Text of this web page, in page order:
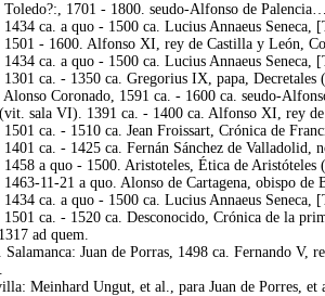
1701 - 1800. seudo-Alfonso de
ca. a quo - 1500 ca. Lucius Annaeus Seneca,
- 1600. Alfonso XI, rey de Castilla y León,
ca. a quo - 1500 ca. Lucius Annaeus Seneca,
ca. - 1350 ca. Gregorius IX, papa, Decretales
Coronado, 1591 ca. - 1600 ca. seudo-
sala VI). 1391 ca. - 1400 ca. Alfonso XI, rey
ca. - 1510 ca. Jean Froissart, Crónica de
ca. - 1425 ca. Fernán Sánchez de
a quo - 1500. Aristoteles, Ética de
11-21 a quo. Alonso de Cartagena, obispo
ca. a quo - 1500 ca. Lucius Annaeus Seneca,
ca. - 1520 ca. Desconocido, Crónica de la
ad quem.
Juan de Porras, 1498 ca. Fernando
Meinhard Ungut, et al., para Juan de Porres,